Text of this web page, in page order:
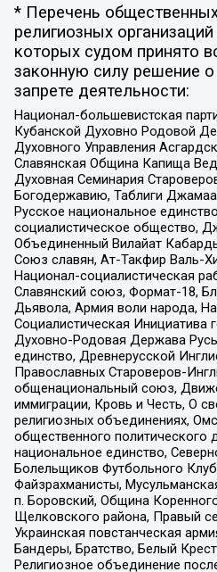
* Перечень
религиозных
которых судом принято
законную силу решение
запрете деятельности:
Национал-большевистская
Кубанской Духовно Родовой
Духовного Управления
Славянская Община Капища
Духовная Семинария
Богодержавию, Таблиги
Русское национальное
социалистическое общество,
Объединенный Вилайат
Союз славян, Ат-Такфир Валь-
Национал-социалистическая
Славянский союз, Формат-18,
Дьявола, Армия воли народа,
Социалистическая Инициатива
Духовно-Родовая Держава
единство, Древнерусской
Православных Староверов-
общенациональный союз,
иммиграции, Кровь и Честь, О
религиозных объединениях,
общественного политического
национальное единство,
Болельщиков Футбольного
Файзрахманисты,
п. Боровский, Община
Щелковского района, Правый
Украинская повстанческая
Бандеры, Братство, Белый
Религиозное объединение